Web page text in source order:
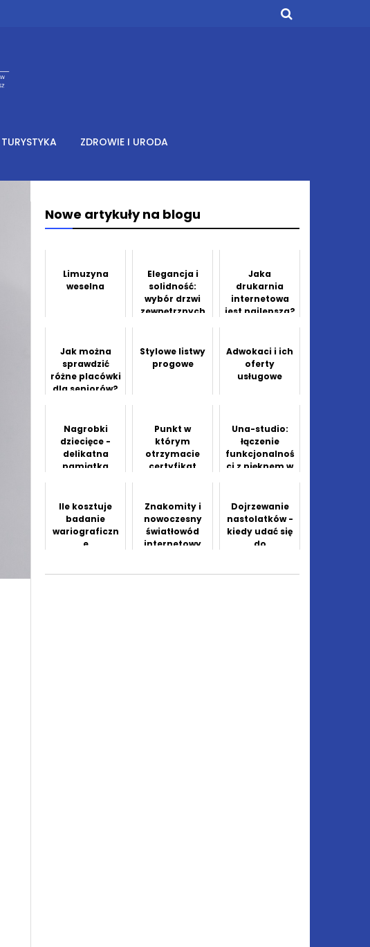
TURYSTYKA ZDROWIE I URODA
Nowe artykuły na blogu
Limuzyna
weselna
Elegancja i
solidność:
wybór drzwi
zewnętrznych
domu
Jaka
drukarnia
internetowa
jest najlepsza?
Jak można
sprawdzić
różne placówki
dla seniorów?
Stylowe listwy
progowe
Adwokaci i ich
oferty
usługowe
Nagrobki
dziecięce -
delikatna
pamiątka
Punkt w
którym
otrzymacie
certyfikat
Una-studio:
łączenie
funkcjonalnoś
ci z pięknem w
Ile kosztuje
badanie
wariograficzn
e
Znakomity i
nowoczesny
światłowód
internetowy
Dojrzewanie
nastolatków -
kiedy udać się
do